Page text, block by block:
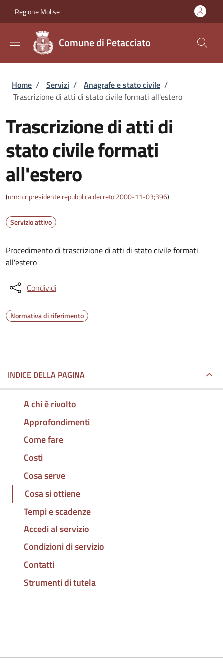
Regione Molise
Comune di Petacciato
Briciole di pane
Home / Servizi / Anagrafe e stato civile /
Trascrizione di atti di stato civile formati all'estero
Trascrizione di atti di
stato civile formati
all'estero
(urn:nir:presidente.repubblica:decreto:2000-11-03;396)
Servizio attivo
Procedimento di trascrizione di atti di stato civile formati
all'estero
Condividi
Normativa di riferimento
INDICE DELLA PAGINA
A chi è rivolto
Approfondimenti
Come fare
Costi
Cosa serve
Cosa si ottiene
Tempi e scadenze
Accedi al servizio
Condizioni di servizio
Contatti
Strumenti di tutela